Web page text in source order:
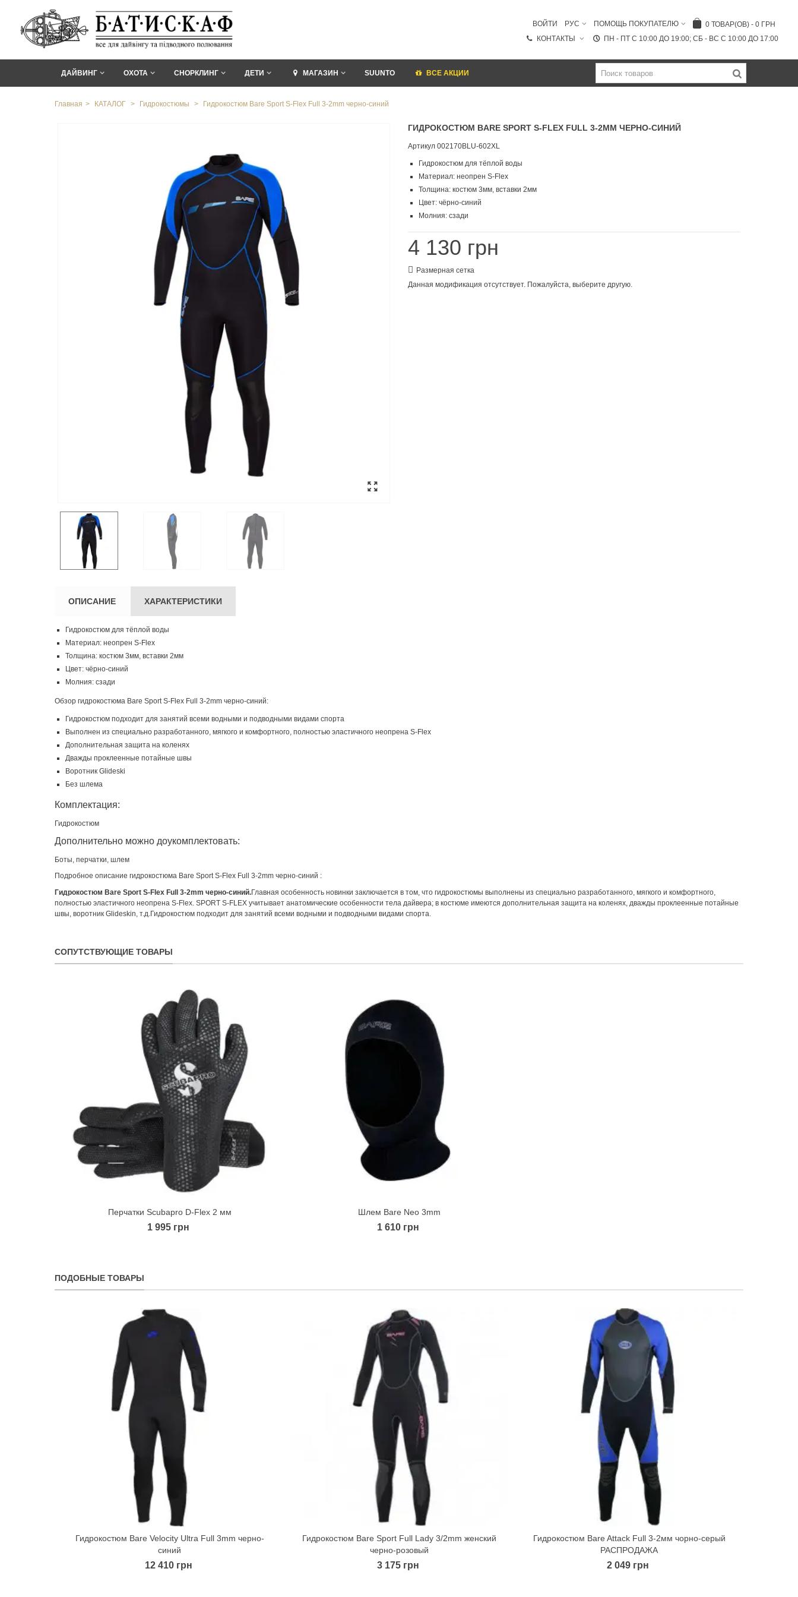
0 ТОВАР(ОВ) - 0 ГРН
ПОМОЩЬ ПОКУПАТЕЛЮ
РУС
ВОЙТИ
ПН - ПТ C 10:00 ДО 19:00; СБ - ВС С 10:00 ДО 17:00
КОНТАКТЫ
ДАЙВИНГ ОХОТА СНОРКЛИНГ ДЕТИ МАГАЗИН SUUNTO ВСЕ АКЦИИ
Главная > КАТАЛОГ > Гидрокостюмы > Гидрокостюм Bare Sport S-Flex Full 3-2mm черно-синий
ГИДРОКОСТЮМ BARE SPORT S-FLEX FULL 3-2MM ЧЕРНО-СИНИЙ
Артикул 002170BLU-602XL
Гидрокостюм для тёплой воды
Материал: неопрен S-Flex
Толщина: костюм 3мм, вставки 2мм
Цвет: чёрно-синий
Молния: сзади
4 130 грн
Размерная сетка
Данная модификация отсутствует. Пожалуйста, выберите другую.
ОПИСАНИЕ ХАРАКТЕРИСТИКИ
Гидрокостюм для тёплой воды
Материал: неопрен S-Flex
Толщина: костюм 3мм, вставки 2мм
Цвет: чёрно-синий
Молния: сзади
Обзор гидрокостюма Bare Sport S-Flex Full 3-2mm черно-синий:
Гидрокостюм подходит для занятий всеми водными и подводными видами спорта
Выполнен из специально разработанного, мягкого и комфортного, полностью эластичного неопрена S-Flex
Дополнительная защита на коленях
Дважды проклеенные потайные швы
Воротник Glideski
Без шлема
Комплектация:
Гидрокостюм
Дополнительно можно доукомплектовать:
Боты, перчатки, шлем
Подробное описание гидрокостюма Bare Sport S-Flex Full 3-2mm черно-синий :
Гидрокостюм Bare Sport S-Flex Full 3-2mm черно-синий.Главная особенность новинки заключается в том, что гидрокостюмы выполнены из специально разработанного, мягкого и комфортного,
полностью эластичного неопрена S-Flex. SPORT S-FLEX учитывает анатомические особенности тела дайвера; в костюме имеются дополнительная защита на коленях, дважды проклеенные потайные
швы, воротник Glideskin, т.д.Гидрокостюм подходит для занятий всеми водными и подводными видами спорта.
СОПУТСТВУЮЩИЕ ТОВАРЫ
Quick view
Перчатки Scubapro D-Flex 2 мм
1 995 грн
Quick view
Шлем Bare Neo 3mm
1 610 грн
ПОДОБНЫЕ ТОВАРЫ
Quick view
Гидрокостюм Bare Velocity Ultra Full 3mm черно-
синий
12 410 грн
Quick view
Гидрокостюм Bare Sport Full Lady 3/2mm женский
черно-розовый
3 175 грн
Quick view
Гидрокостюм Bare Attack Full 3-2мм чорно-серый
РАСПРОДАЖА
2 049 грн